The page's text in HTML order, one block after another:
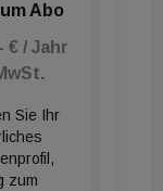
und
ebenso wie
namhafte
in Wels
Abo
€ / Jahr
Sie Ihr
zum